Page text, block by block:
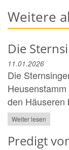
Weitere
Die
11.01.2026
Die
den Häuseren
Weiter lesen
Predigt